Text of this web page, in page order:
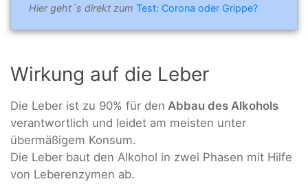
Hier geht´s direkt zum Test: Corona oder Grippe?
Wirkung auf die Leber
Die Leber ist zu 90% für den Abbau des Alkohols
verantwortlich und leidet am meisten unter
übermäßigem Konsum.
Die Leber baut den Alkohol in zwei Phasen mit Hilfe
von Leberenzymen ab.